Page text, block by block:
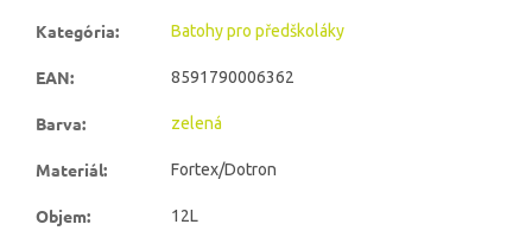
Kategória: Batohy pro předškoláky
EAN: 8591790006362
Barva: zelená
Materiál: Fortex/Dotron
Objem: 12L